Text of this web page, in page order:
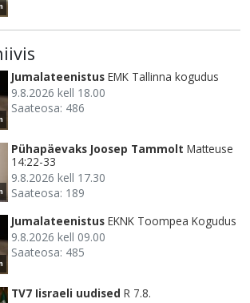
Jumalateenistus EMK Tallinna kogudus
9.8.2026 kell 18.00
Saateosa: 486
Pühapäevaks Joosep Tammolt Matteuse
14:22-33
9.8.2026 kell 17.30
Saateosa: 189
Jumalateenistus EKNK Toompea Kogudus
9.8.2026 kell 09.00
Saateosa: 485
TV7 Iisraeli uudised R 7.8.